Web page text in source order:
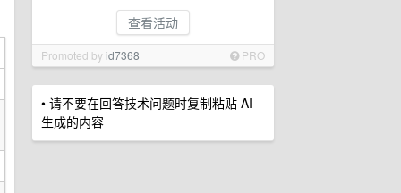
查看活动
Promoted byid7368 PRO
• 请不要在回答技术问题时复制粘贴 AI
生成的内容